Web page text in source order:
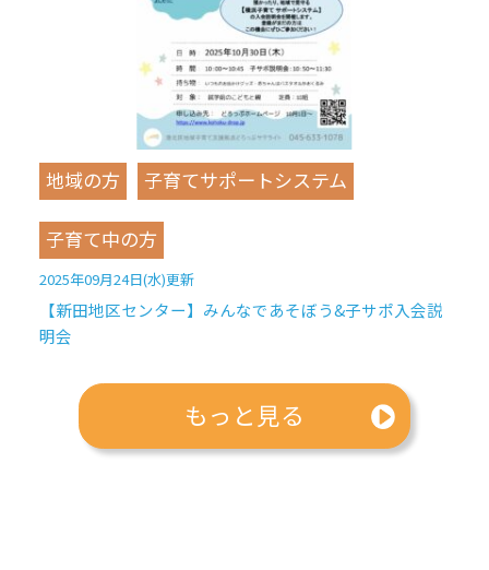
地域の方 子育てサポートシステム
子育て中の方
2025年09月24日(水)更新
【新田地区センター】みんなであそぼう&子サポ入会説
明会
もっと見る